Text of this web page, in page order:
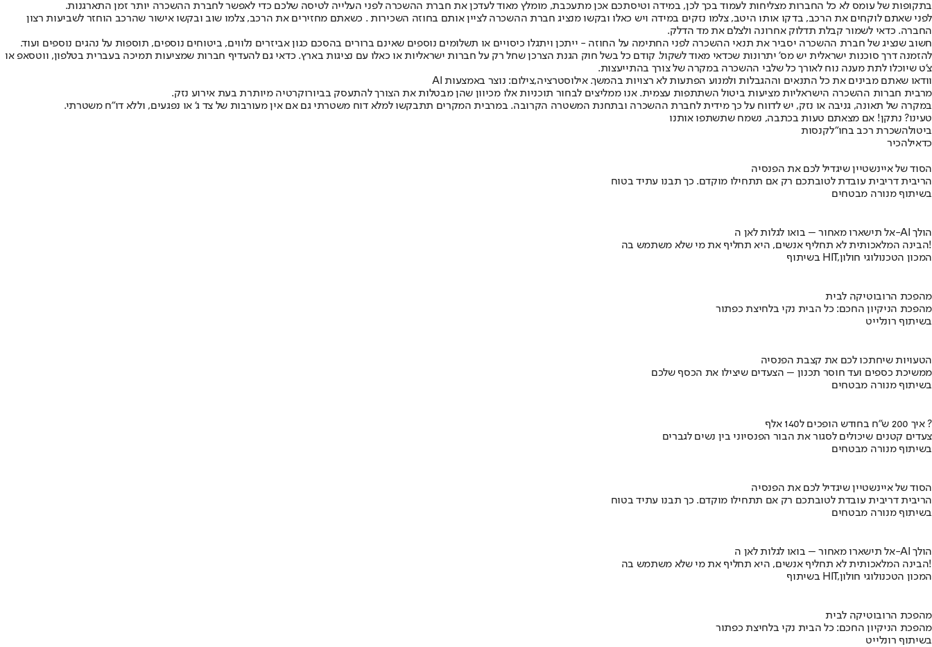
בתקופות של עומס לא כל החברות מצליחות לעמוד בכך לכן, במידה וטיסתכם אכן מתעכבת, מומלץ מאוד לעדכן את חברת ההשכרה לפני העלייה לטיסה שלכם כדי לאפשר לחברת ההשכרה יותר זמן התארגנות.
לפני שאתם לוקחים את הרכב, בדקו אותו היטב, צלמו נזקים במידה ויש כאלו ובקשו מנציג חברת ההשכרה לציין אותם בחוזה השכירות . כשאתם מחזירים את הרכב, צלמו שוב ובקשו אישור שהרכב הוחזר לשביעות רצון
החברה. כדאי לשמור קבלת תדלוק אחרונה ולצלם את מד הדלק.
חשוב שנציג של חברת ההשכרה יסביר את תנאי ההשכרה לפני החתימה על החוזה - ייתכן ויתגלו כיסויים או תשלומים נוספים שאינם ברורים בהסכם כגון אביזרים נלווים, ביטוחים נוספים, תוספות על נהגים נוספים ועוד.
להזמנה דרך סוכנות ישראלית יש מס' יתרונות שכדאי מאוד לשקול. קודם כל בשל חוק הגנת הצרכן שחל רק על חברות ישראליות או כאלו עם נציגות בארץ. כדאי גם להעדיף חברות שמציעות תמיכה בעברית בטלפון, ווטסאפ או
צ'ט שיוכלו לתת מענה נוח לאורך כל שלבי ההשכרה במקרה של צורך בהתייעצות.
וודאו שאתם מבינים את כל התנאים וההגבלות ולמנוע הפתעות לא רצויות בהמשך. אילוסטרציה,צילום: נוצר באמצעות AI
מרבית חברות ההשכרה הישראליות מציעות ביטול השתתפות עצמית. אנו ממליצים לבחור תוכניות אלו מכיוון שהן מבטלות את הצורך להתעסק בביורוקרטיה מיותרת בעת אירוע נזק.
במקרה של תאונה, גניבה או נזק, יש לדווח על כך מידית לחברת ההשכרה ובתחנת המשטרה הקרובה. במרבית המקרים תתבקשו למלא דוח משטרתי גם אם אין מעורבות של צד ג' או נפגעים, וללא דו"ח משטרתי.
טעינו? נתקן! אם מצאתם טעות בכתבה, נשמח שתשתפו אותנו
ביטולהשכרת רכב בחו"לקנסות
כדאילהכיר
הסוד של איינשטיין שיגדיל לכם את הפנסיה
הריבית דריבית עובדת לטובתכם רק אם תתחילו מוקדם. כך תבנו עתיד בטוח
בשיתוף מנורה מבטחים
אל תישארו מאחור – בואו לגלות לאן ה-AI הולך
הבינה המלאכותית לא תחליף אנשים, היא תחליף את מי שלא משתמש בה!
בשיתוף HIT,המכון הטכנולוגי חולון
מהפכת הרובוטיקה לבית
מהפכת הניקיון החכם: כל הבית נקי בלחיצת כפתור
בשיתוף רונלייט
הטעויות שיחתכו לכם את קצבת הפנסיה
ממשיכת כספים ועד חוסר תכנון – הצעדים שיצילו את הכסף שלכם
בשיתוף מנורה מבטחים
איך 200 ש"ח בחודש הופכים ל140 אלף ?
צעדים קטנים שיכולים לסגור את הבור הפנסיוני בין נשים לגברים
בשיתוף מנורה מבטחים
הסוד של איינשטיין שיגדיל לכם את הפנסיה
הריבית דריבית עובדת לטובתכם רק אם תתחילו מוקדם. כך תבנו עתיד בטוח
בשיתוף מנורה מבטחים
אל תישארו מאחור – בואו לגלות לאן ה-AI הולך
הבינה המלאכותית לא תחליף אנשים, היא תחליף את מי שלא משתמש בה!
בשיתוף HIT,המכון הטכנולוגי חולון
מהפכת הרובוטיקה לבית
מהפכת הניקיון החכם: כל הבית נקי בלחיצת כפתור
בשיתוף רונלייט